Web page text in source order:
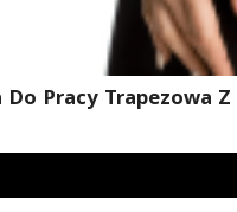
Pracy Trapezowa